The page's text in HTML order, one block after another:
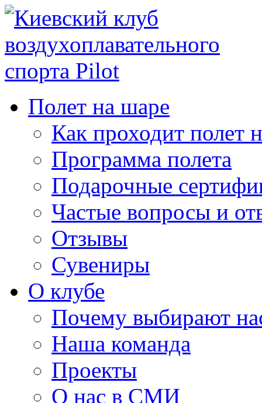
Полет на шаре
Как проходит полет
Программа полета
Подарочные
Частые вопросы и
Отзывы
Сувениры
О клубе
Почему выбирают
Наша команда
Проекты
О нас в СМИ